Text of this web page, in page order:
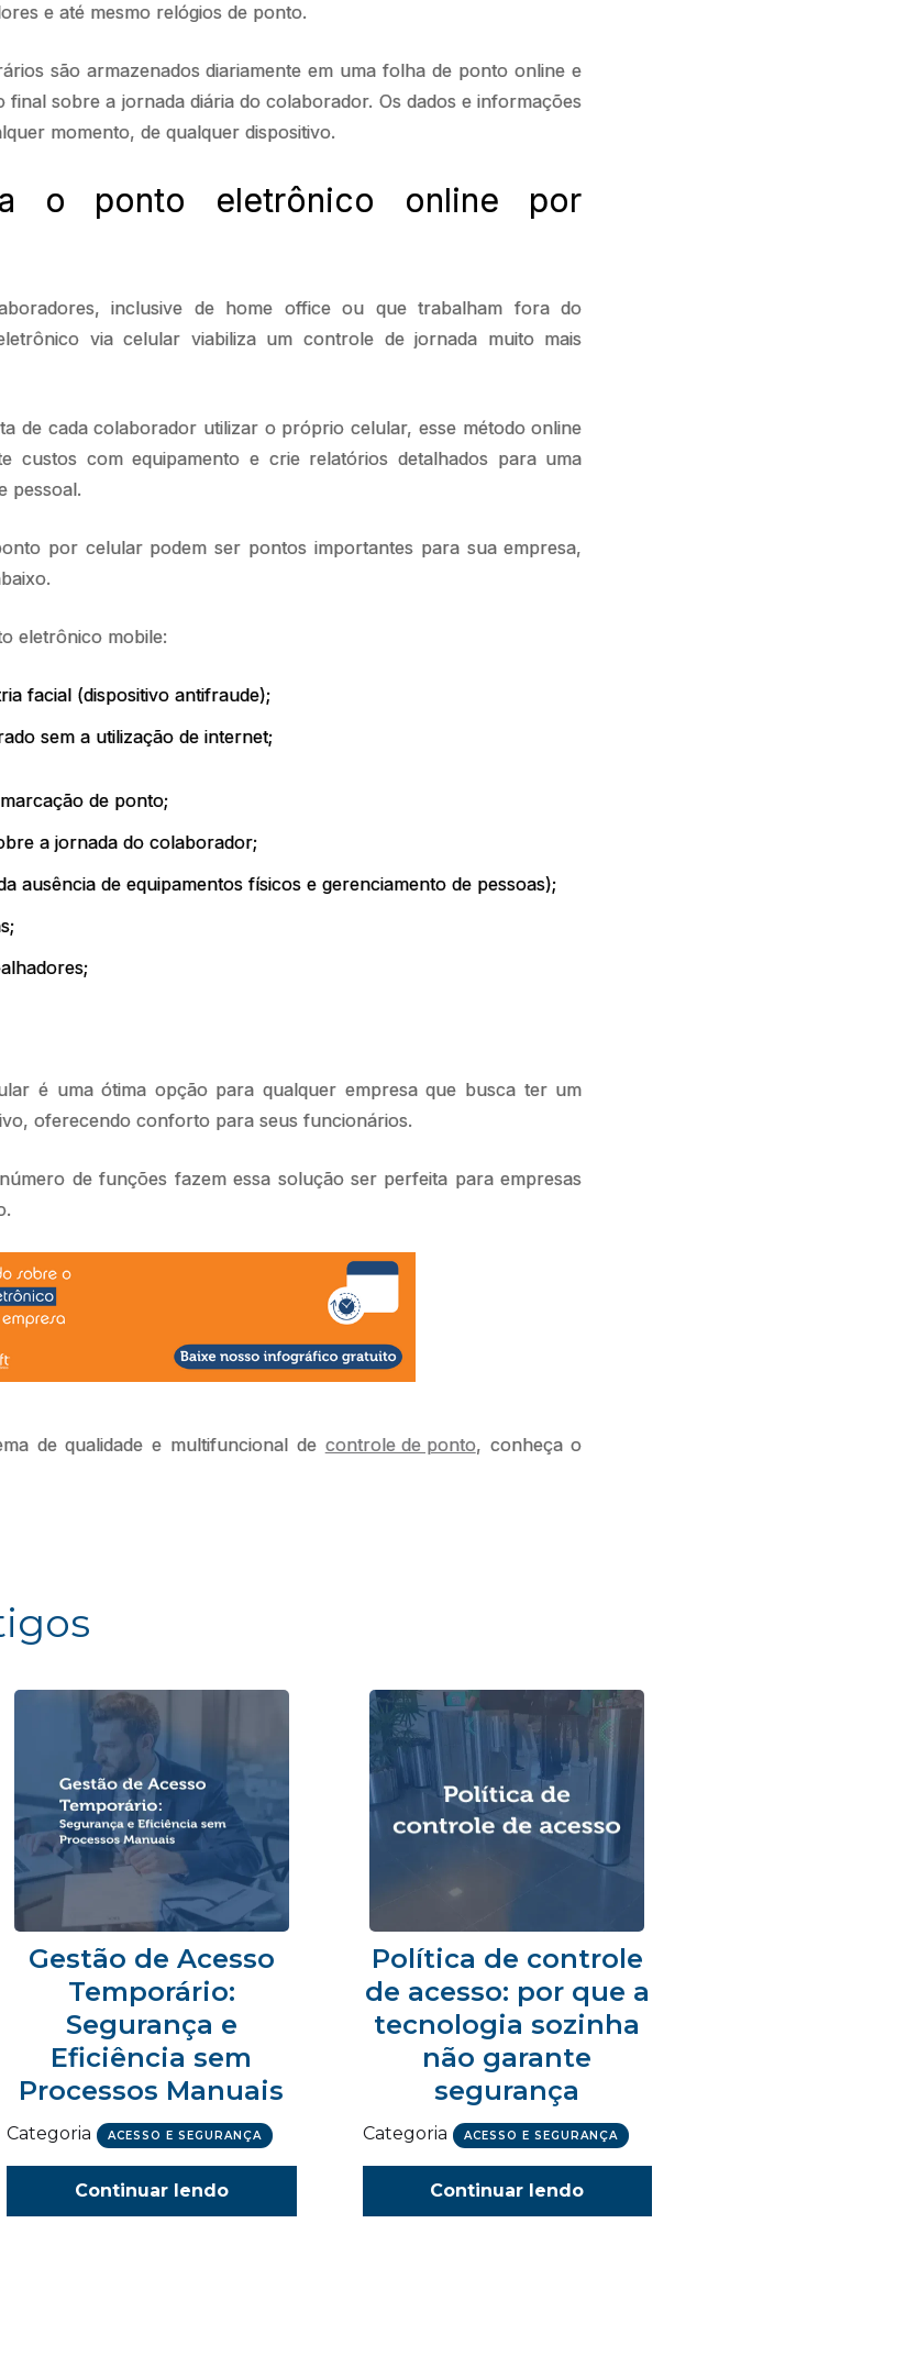
e até mesmo relógios de ponto.
são armazenados diariamente em uma folha de ponto online e
final sobre a jornada diária do colaborador. Os dados e informações
momento, de qualquer dispositivo.
o ponto eletrônico online por
inclusive de home office ou que trabalham fora do
via celular viabiliza um controle de jornada muito mais
de cada colaborador utilizar o próprio celular, esse método online
custos com equipamento e crie relatórios detalhados para uma
pessoal.
por celular podem ser pontos importantes para sua empresa,
eletrônico mobile:
facial (dispositivo antifraude);
sem a utilização de internet;
de ponto;
a jornada do colaborador;
ausência de equipamentos físicos e gerenciamento de pessoas);
é uma ótima opção para qualquer empresa que busca ter um
oferecendo conforto para seus funcionários.
de funções fazem essa solução ser perfeita para empresas
de qualidade e multifuncional de controle de ponto, conheça o
Gestão de Acesso
Temporário:
Segurança e
Eficiência sem
Processos Manuais
Categoria ACESSO E SEGURANÇA
Continuar lendo
Política de controle
de acesso: por que a
tecnologia sozinha
não garante
segurança
Categoria ACESSO E SEGURANÇA
Continuar lendo